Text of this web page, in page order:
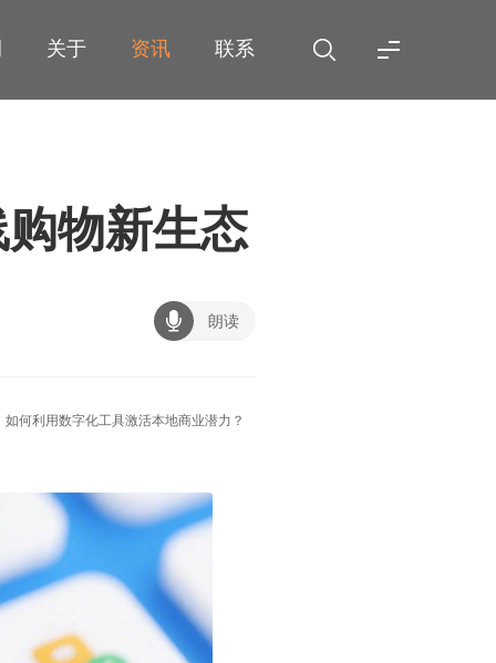
关于 资讯 联系
物新生态
朗读
何利用数字化工具激活本地商业潜力？